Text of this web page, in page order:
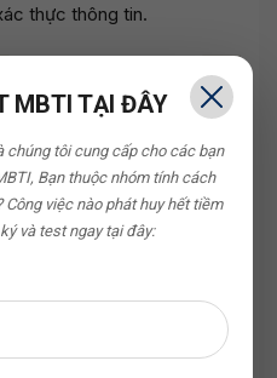
thực thông tin.
“Người tham chiếu”
MBTI TẠI ĐÂY
chúng tôi cung cấp cho các bạn
Bạn thuộc nhóm tính cách
việc nào phát huy hết tiềm
và test ngay tại đây: